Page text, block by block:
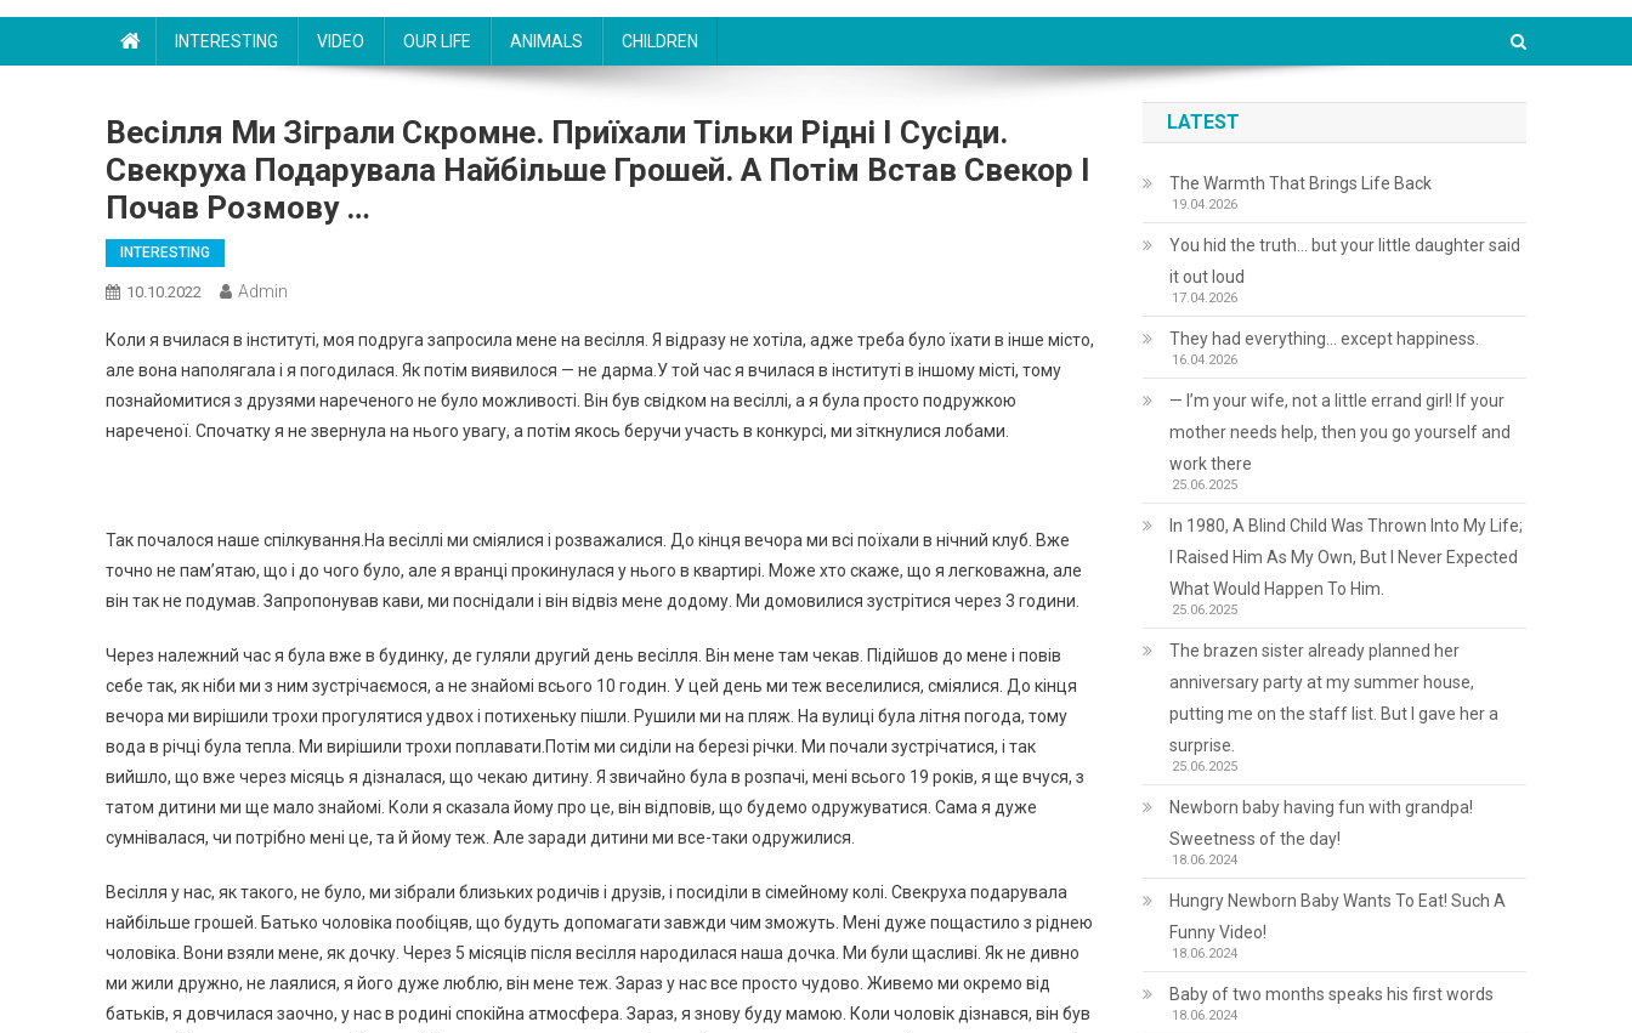
INTERESTING VIDEO OUR LIFE ANIMALS CHILDREN
Весілля Ми Зіграли Скромне. Приїхали Тільки Рідні І Сусіди.
Свекруха Подарувала Найбільше Грошей. А Потім Встав Свекор І
Почав Розмову …
INTERESTING
10.10.2022 Admin
Коли я вчилася в інституті, моя подруга запросила мене на весілля. Я відразу не хотіла, адже треба було їхати в інше місто,
але вона наполягала і я погодилася. Як потім виявилося — не дарма.У той час я вчилася в інституті в іншому місті, тому
познайомитися з друзями нареченого не було можливості. Він був свідком на весіллі, а я була просто подружкою
нареченої. Спочатку я не звернула на нього увагу, а потім якось беручи участь в конкурсі, ми зіткнулися лобами.
Так почалося наше спілкування.На весіллі ми сміялися і розважалися. До кінця вечора ми всі поїхали в нічний клуб. Вже
точно не пам’ятаю, що і до чого було, але я вранці прокинулася у нього в квартирі. Може хто скаже, що я легковажна, але
він так не подумав. Запропонував кави, ми поснідали і він відвіз мене додому. Ми домовилися зустрітися через 3 години.
Через належний час я була вже в будинку, де гуляли другий день весілля. Він мене там чекав. Підійшов до мене і повів
себе так, як ніби ми з ним зустрічаємося, а не знайомі всього 10 годин. У цей день ми теж веселилися, сміялися. До кінця
вечора ми вирішили трохи прогулятися удвох і потихеньку пішли. Рушили ми на пляж. На вулиці була літня погода, тому
вода в річці була тепла. Ми вирішили трохи поплавати.Потім ми сиділи на березі річки. Ми почали зустрічатися, і так
вийшло, що вже через місяць я дізналася, що чекаю дитину. Я звичайно була в розпачі, мені всього 19 років, я ще вчуся, з
татом дитини ми ще мало знайомі. Коли я сказала йому про це, він відповів, що будемо одружуватися. Сама я дуже
сумнівалася, чи потрібно мені це, та й йому теж. Але заради дитини ми все-таки одружилися.
Весілля у нас, як такого, не було, ми зібрали близьких родичів і друзів, і посиділи в сімейному колі. Свекруха подарувала
найбільше грошей. Батько чоловіка пообіцяв, що будуть допомагати завжди чим зможуть. Мені дуже пощастило з ріднею
чоловіка. Вони взяли мене, як дочку. Через 5 місяців після весілля народилася наша дочка. Ми були щасливі. Як не дивно
ми жили дружно, не лаялися, я його дуже люблю, він мене теж. Зараз у нас все просто чудово. Живемо ми окремо від
батьків, я довчилася заочно, у нас в родині спокійна атмосфера. Зараз, я знову буду мамою. Коли чоловік дізнався, він був
LATEST
The Warmth That Brings Life Back
19.04.2026
You hid the truth… but your little daughter said
it out loud
17.04.2026
They had everything… except happiness.
16.04.2026
— I’m your wife, not a little errand girl! If your
mother needs help, then you go yourself and
work there
25.06.2025
In 1980, A Blind Child Was Thrown Into My Life;
I Raised Him As My Own, But I Never Expected
What Would Happen To Him.
25.06.2025
The brazen sister already planned her
anniversary party at my summer house,
putting me on the staff list. But I gave her a
surprise.
25.06.2025
Newborn baby having fun with grandpa!
Sweetness of the day!
18.06.2024
Hungry Newborn Baby Wants To Eat! Such A
Funny Video!
18.06.2024
Baby of two months speaks his first words
18.06.2024